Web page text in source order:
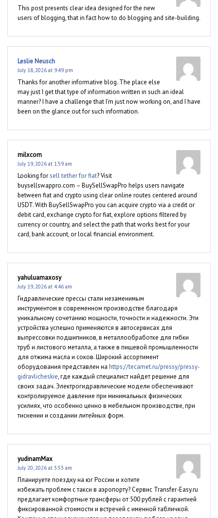
This post presents clear idea designed for the new
users of blogging, that in fact how to do blogging and site-building.
Leslie Neusch
July 18, 2026 at 9:49 pm
Thanks for another informative blog. The place else
may just I get that type of information written in such an ideal
manner? I have a challenge that I’m just now working on, and I have
been on the glance out for such information.
milxcom
July 19, 2026 at 1:59 am
Looking forsell tether for fiat? Visit
buysellswappro.com – BuySellSwapPro helps users navigate
between fiat and crypto using clear online routes centered around
USDT. With BuySellSwapPro you can acquire crypto via a credit or
debit card, exchange crypto for fiat, explore options filtered by
currency or country, and select the path that works best for your
card, bank account, or local financial environment.
yahuluamaxosy
July 19, 2026 at 4:46 am
Гидравлические прессы стали незаменимым
инструментом в современном производстве благодаря
уникальному сочетанию мощности, точности и надежности. Эти
устройства успешно применяются в автосервисах для
выпрессовки подшипников, в металлообработке для гибки
труб и листового металла, а также в пищевой промышленности
для отжима масла и соков. Широкий ассортимент
оборудования представлен на https://tecamet.ru/pressy/pressy-
gidravlicheskie, где каждый специалист найдет решение для
своих задач. Электрогидравлические модели обеспечивают
контролируемое давление при минимальных физических
усилиях, что особенно ценно в мебельном производстве, при
тиснении и создании литейных форм.
yudinamMax
July 20, 2026 at 3:53 am
Планируете поездку на юг России и хотите
избежать проблем с такси в аэропорту? Сервис Transfer-Easy.ru
предлагает комфортные трансферы от 500 рублей с гарантией
фиксированной стоимости и встречей с именной табличкой.